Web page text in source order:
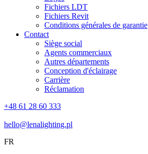
Fichiers LDT
Fichiers Revit
Conditions générales de garantie
Contact
Siège social
Agents commerciaux
Autres départements
Conception d'éclairage
Carrière
Réclamation
+48 61 28 60 333
hello@lenalighting.pl
FR